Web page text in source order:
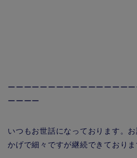
ーーーーーーーーーーーーーーー
ーーーー
いつもお世話になっております。
かげで細々ですが継続できておりま